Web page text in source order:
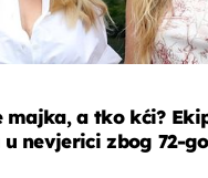
majka, a tko kći?
nevjerici zbog 72-